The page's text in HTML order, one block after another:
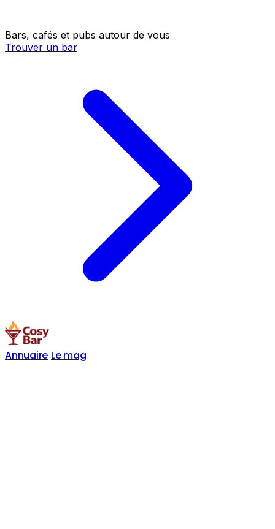
Bars, cafés et pubs autour de vous
Trouver un bar
Annuaire Le mag